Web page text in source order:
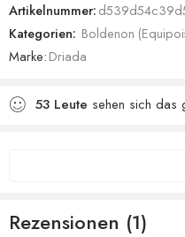
auf
Kundenbewertung
Artikelnummer:
Kategorien: Boldenon
Marke:Driada
53 Leute sehen sich das
Rezensionen (1)